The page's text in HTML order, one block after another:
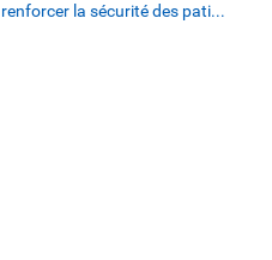
la sécurité des pati...